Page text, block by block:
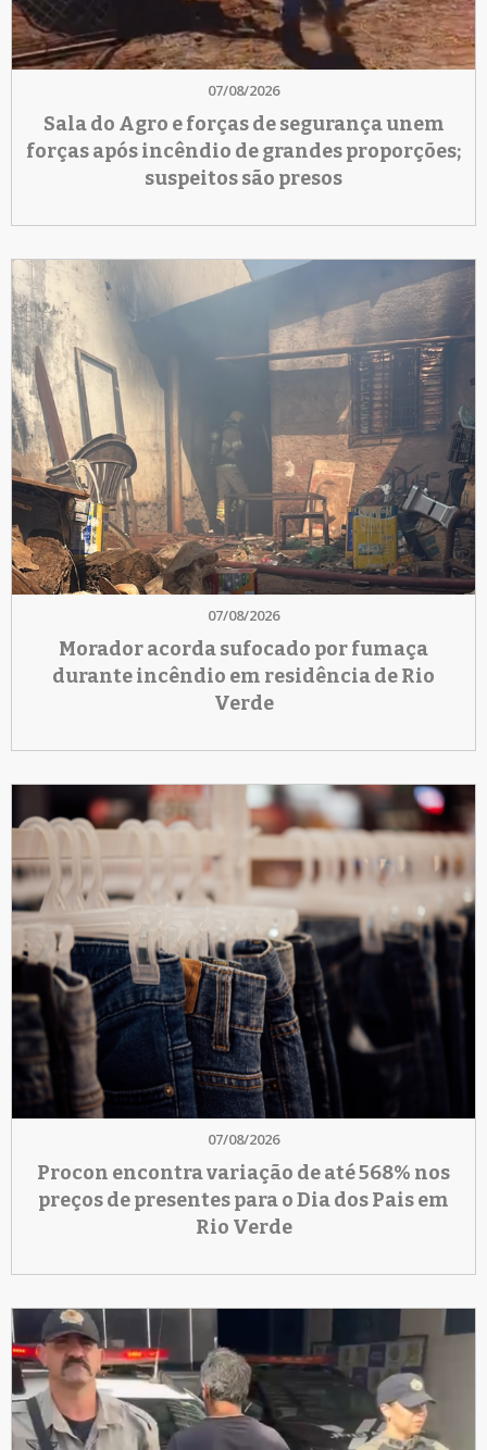
07/08/2026
Sala do Agro e forças de segurança unem
forças após incêndio de grandes proporções;
suspeitos são presos
07/08/2026
Morador acorda sufocado por fumaça
durante incêndio em residência de Rio
Verde
07/08/2026
Procon encontra variação de até 568% nos
preços de presentes para o Dia dos Pais em
Rio Verde